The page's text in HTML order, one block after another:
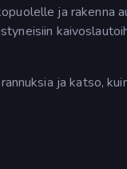
ja rakenna
ja katso,